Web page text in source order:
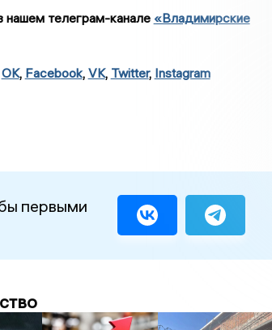
нашем телеграм-канале«Владимирские
OK, Facebook, VK, Twitter, Instagram
первыми